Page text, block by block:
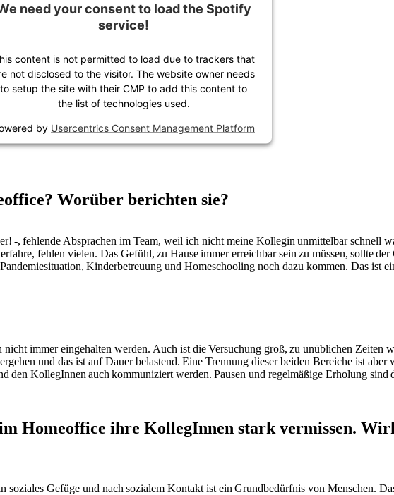
need your consent to load the Spotify
service!
content is not permitted to load due to trackers that
not disclosed to the visitor. The website owner needs
to setup the site with their CMP to add this content to
the list of technologies used.
by Usercentrics Consent Management Platform
Worüber berichten sie?
-, fehlende Absprachen im Team, weil ich nicht meine Kollegin unmittelbar schnell
fehlen vielen. Das Gefühl, zu Hause immer erreichbar sein zu müssen, sollte
Kinderbetreuung und Homeschooling noch dazu kommen. Das ist
immer eingehalten werden. Auch ist die Versuchung groß, zu unüblichen Zeiten
und das ist auf Dauer belastend. Eine Trennung dieser beiden Bereiche ist
den KollegInnen auch kommuniziert werden. Pausen und regelmäßige Erholung sind
Homeoffice ihre KollegInnen stark vermissen.
soziales Gefüge und nach sozialem Kontakt ist ein Grundbedürfnis von Menschen.